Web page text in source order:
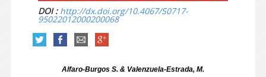
DOI : http://dx.doi.org/10.4067/S0717-
95022012000200068
Alfaro-Burgos S. & Valenzuela-Estrada, M.